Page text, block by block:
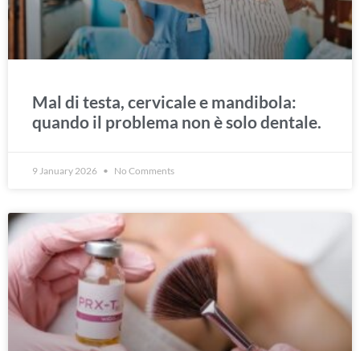
Mal di testa, cervicale e mandibola:
quando il problema non è solo dentale.
9 January 2026 No Comments